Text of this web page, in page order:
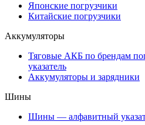
Японские погрузчики
Китайские погрузчики
Аккумуляторы
Тяговые АКБ по брендам
указатель
Аккумуляторы и зарядники
Шины
Шины — алфавитный